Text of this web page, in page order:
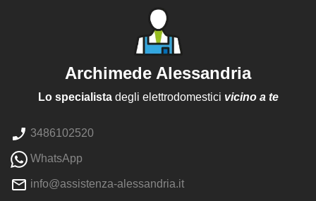
Archimede Alessandria
Lo specialistadegli elettrodomestici vicino a te
3486102520
WhatsApp
info@assistenza-alessandria.it